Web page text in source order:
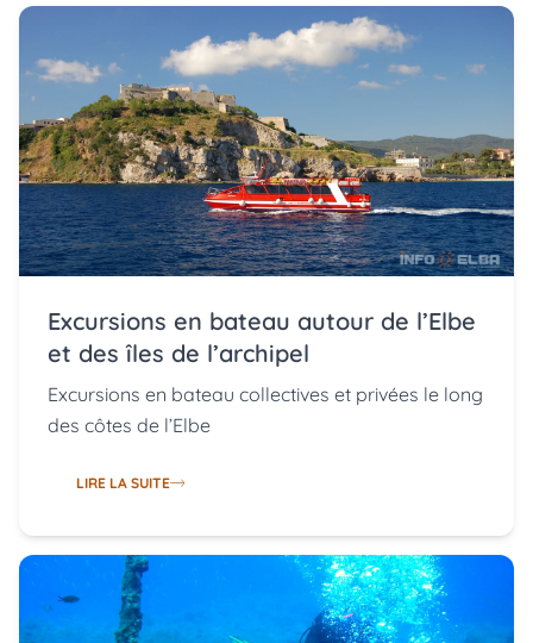
Excursions en bateau autour de l’Elbe
et des îles de l’archipel
Excursions en bateau collectives et privées le long
des côtes de l’Elbe
LIRE LA SUITE